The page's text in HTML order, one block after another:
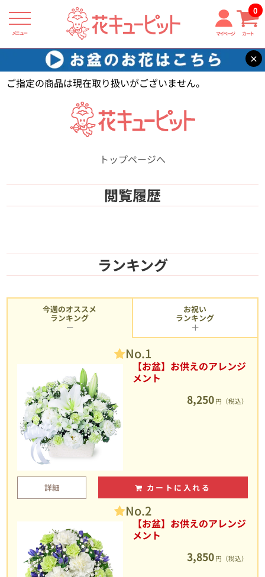
メニュー マイページ カート
0
×
花キューピット 【】
ご指定の商品は現在取り扱いがございません。
トップページへ
閲覧履歴
ランキング
今週のオススメ
ランキング
No.1
【お盆】お供えのアレンジ
メント
8,250 円（税込）
詳細 カートに入れる
No.2
【お盆】お供えのアレンジ
メント
3,850 円（税込）
お祝い
ランキング